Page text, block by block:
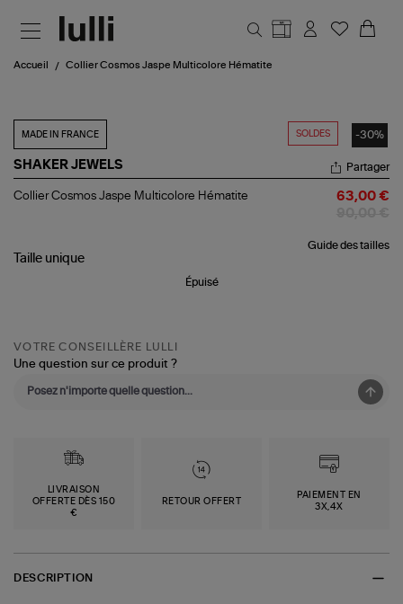
Accueil Collier Cosmos Jaspe Multicolore Hématite
SOLDES -30%
MADE IN FRANCE
SHAKER JEWELS
Collier
Hématite
Partager
Collier Cosmos Jaspe Multicolore Hématite 63,00 €
Guide des tailles
Taille unique
Épuisé
VOTRE CONSEILLÈRE LULLI
Une question sur ce produit ?
LIVRAISON
OFFERTE DÈS 150
€
RETOUR OFFERT
PAIEMENT EN
3X,4X
DESCRIPTION